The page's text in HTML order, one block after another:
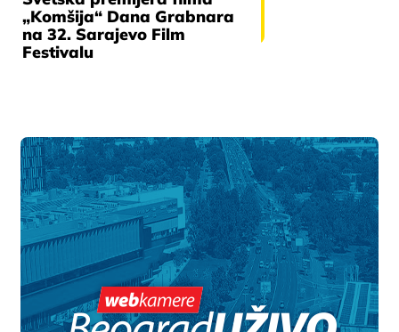
„Komšija“ Dana Grabnara
na 32. Sarajevo Film
Festivalu